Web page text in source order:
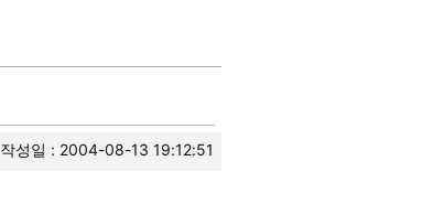
작성일 : 2004-08-13 19:12:51